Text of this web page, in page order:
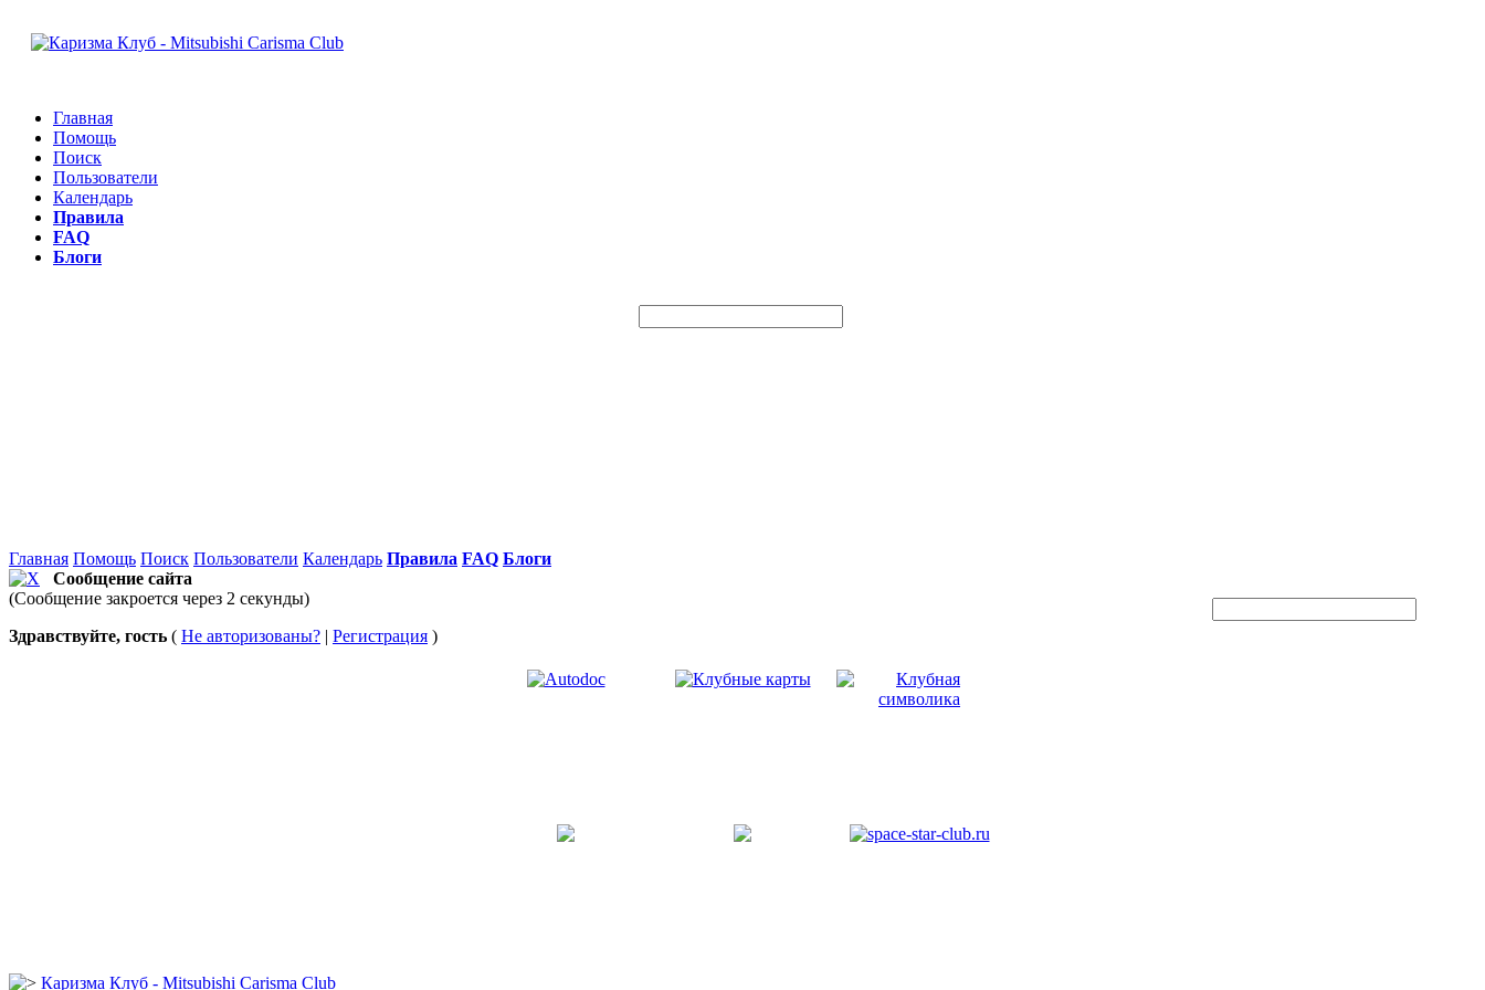
Главная
Помощь
Поиск
Пользователи
Календарь
Правила
FAQ
Блоги
Главная Помощь Поиск Пользователи Календарь Правила FAQ Блоги
Сообщение сайта
(Сообщение закроется через 2 секунды)
Здравствуйте, гость ( Не авторизованы? | Регистрация )
Каризма Клуб - Mitsubishi Carisma Club